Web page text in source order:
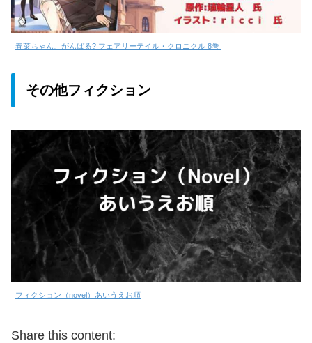
春菜ちゃん、がんばる? フェアリーテイル・クロニクル 8巻
その他フィクション
フィクション（novel）あいうえお順
Share this content: